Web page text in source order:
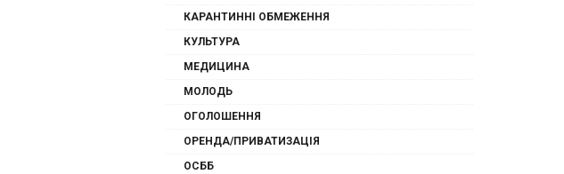
КАРАНТИННІ ОБМЕЖЕННЯ
КУЛЬТУРА
МЕДИЦИНА
МОЛОДЬ
ОГОЛОШЕННЯ
ОРЕНДА/ПРИВАТИЗАЦІЯ
ОСББ